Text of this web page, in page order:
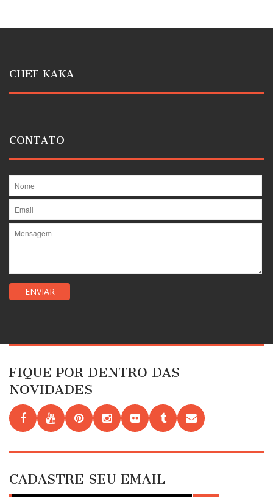
CHEF KAKA
CONTATO
FIQUE POR DENTRO DAS
NOVIDADES
CADASTRE SEU EMAIL